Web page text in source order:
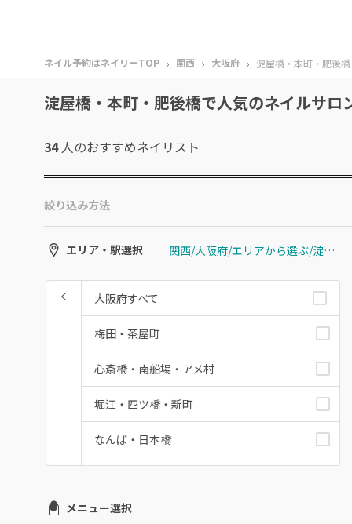
ネイル予約はネイリーTOP › 関西 › 大阪府 › 淀屋橋・本町・肥後橋
淀屋橋・本町・肥後橋で人気のネイルサロ
34人のおすすめネイリスト
絞り込み方法
エリア・駅選択 関西/大阪府/エリアから選ぶ/淀屋橋・本町・肥後橋
大阪府すべて
梅田・茶屋町
心斎橋・南船場・アメ村
堀江・四ツ橋・新町
なんば・日本橋
福島区・野田
メニュー選択